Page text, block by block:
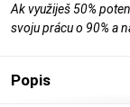
Ak využiješ 50%
svoju prácu o 90% a
Popis